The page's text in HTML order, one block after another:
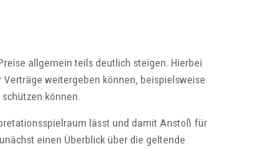
allgemein teils deutlich steigen. Hierbei
weitergeben können, beispielsweise
können.
lässt und damit Anstoß für
einen Überblick über die geltende